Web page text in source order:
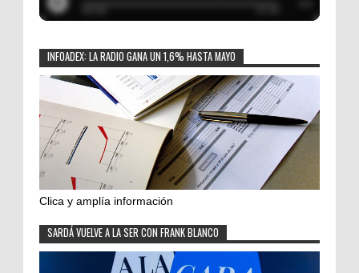
INFOADEX: LA RADIO GANA UN 1,6% HASTA MAYO
Clica y amplía información
SARDÁ VUELVE A LA SER CON FRANK BLANCO